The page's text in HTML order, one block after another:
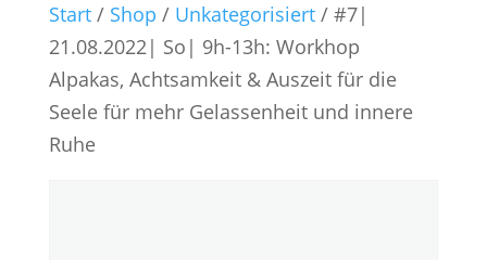
Start/ Shop / Unkategorisiert/ #7|
21.08.2022| So| 9h-13h: Workhop
Alpakas, Achtsamkeit & Auszeit für die
Seele für mehr Gelassenheit und innere
Ruhe